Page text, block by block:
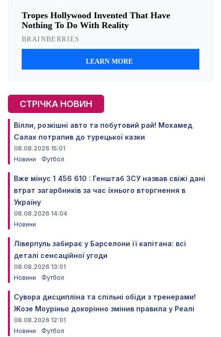
СТРІЧКА НОВИН
Вілли, розкішні авто та побутовий рай! Мохамед
Салах потрапив до турецької казки
08.08.2026 15:01
Новини
Футбол
Вже мінус 1 456 610 : Генштаб ЗСУ назвав свіжі дані
втрат загарбників за час їхнього вторгнення в
Україну
08.08.2026 14:04
Новини
Ліверпуль забирає у Барселони її капітана: всі
деталі сенсаційної угоди
08.08.2026 13:01
Новини
Футбол
Сувора дисципліна та спільні обіди з тренерами!
Жозе Моуріньо докорінно змінив правила у Реалі
08.08.2026 12:01
Новини
Футбол